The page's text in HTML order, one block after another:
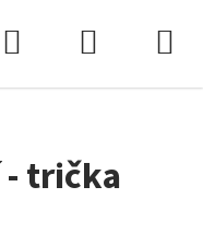
trička